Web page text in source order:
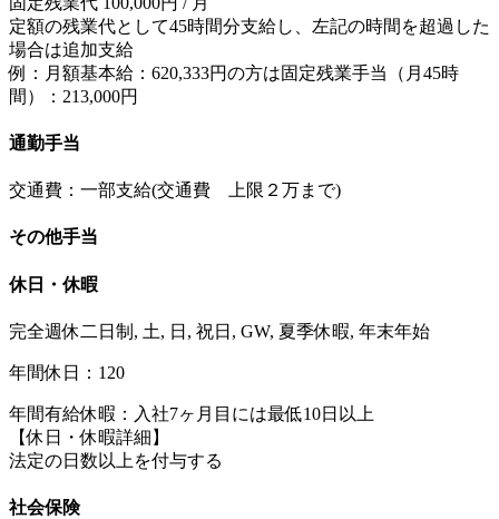
定額の残業代として45時間分支給し、左記の時間を超過した
場合は追加支給
例：月額基本給：620,333円の方は固定残業手当（月45時
間）：213,000円
通勤手当
交通費：一部支給(交通費 上限２万まで)
その他手当
休日・休暇
完全週休二日制, 土, 日, 祝日, GW, 夏季休暇, 年末年始
年間休日：120
年間有給休暇：入社7ヶ月目には最低10日以上
【休日・休暇詳細】
法定の日数以上を付与する
社会保険